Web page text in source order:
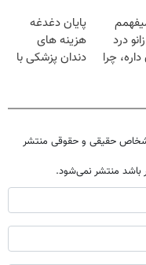
پرکن)
درد
چرا
پایان دغدغه
هزینه های
دندان پزشکی با
حقیقی و حقوقی منتشر
باشد منتشر نمی‌شود.